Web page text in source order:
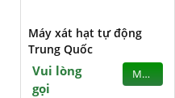
Máy xát hạt tự động
Trung Quốc
Vui lòng
gọi
MUA